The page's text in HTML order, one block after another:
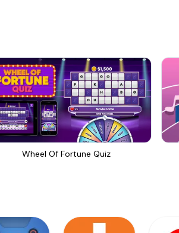
Wheel Of Fortune Quiz